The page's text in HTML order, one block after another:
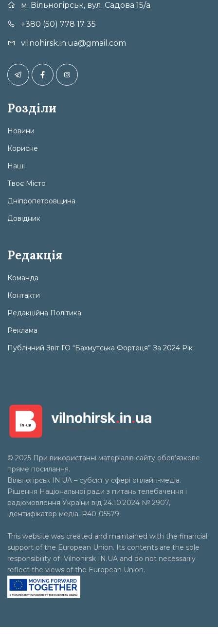
м. Вільногірськ, вул. Садова 15/а
+380 (50) 778 17 35
vilnohirsk.in.ua@gmail.com
Розділи
Новини
Корисне
Наші
Твоє Місто
Дніпропетровщина
Довідник
Редакція
Команда
Контакти
Редакційна Політика
Реклама
Публічний Звіт ГО “Бахмутська Фортеця” За 2024 Рік
© 2025 При використанні матеріалів сайту обов’язкове
пряме посилання.
Вільногірськ IN.UA – субєкт у сфері онлайн-медіа.
Рішення Національної ради з питань телебачення і
радіомовлення України від 24.10.2024 № 2907,
ідентифікатор медіа: R40-05579
This website was created and maintained with the financial
support of the European Union. Its contents are the sole
responsibility of Vilnohirsk IN.UA and do not necessarily
reflect the views of the European Union.